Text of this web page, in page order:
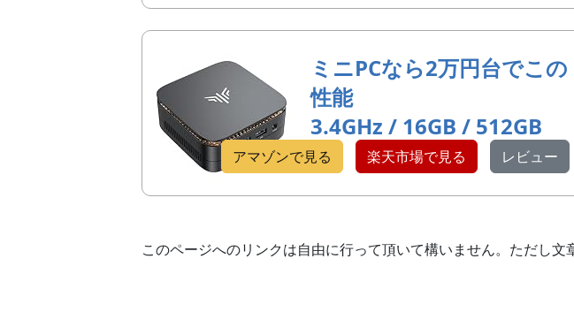
ミニPCなら2万円台でこの
性能
3.4GHz / 16GB / 512GB
アマゾンで見る 楽天市場で見る レビュー
このページへのリンクは自由に行って頂いて構いません。ただし文